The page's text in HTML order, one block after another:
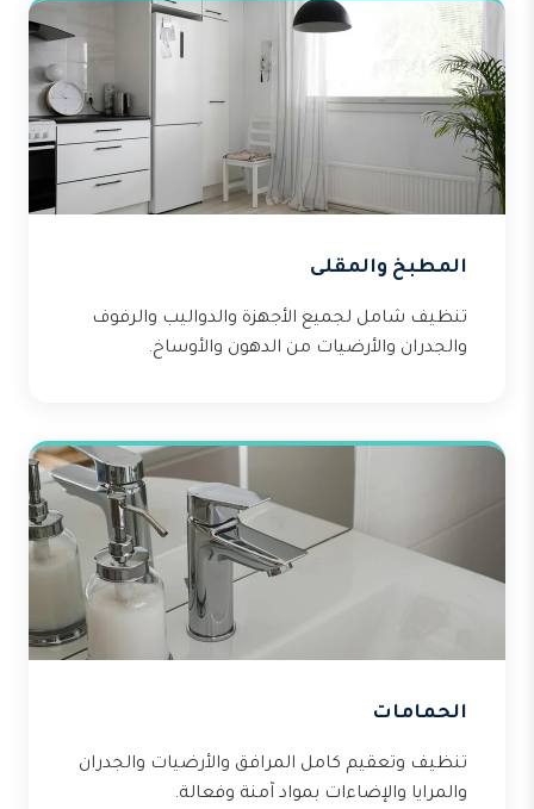
المطبخ والمقلى
تنظيف شامل لجميع الأجهزة والدواليب والرفوف
والجدران والأرضيات من الدهون والأوساخ.
الحمامات
تنظيف وتعقيم كامل المرافق والأرضيات والجدران
والمرايا والإضاءات بمواد آمنة وفعالة.